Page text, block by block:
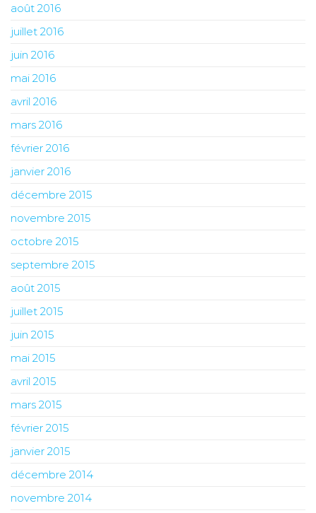
août 2016
juillet 2016
juin 2016
mai 2016
avril 2016
mars 2016
février 2016
janvier 2016
décembre 2015
novembre 2015
octobre 2015
septembre 2015
août 2015
juillet 2015
juin 2015
mai 2015
avril 2015
mars 2015
février 2015
janvier 2015
décembre 2014
novembre 2014